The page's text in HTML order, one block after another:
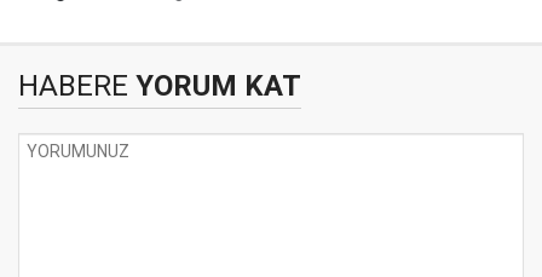
HABERE YORUM KAT